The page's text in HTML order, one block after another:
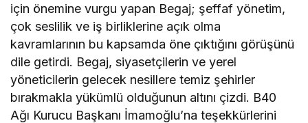
için önemine vurgu yapan Begaj; şeffaf yönetim,
çok seslilik ve iş birliklerine açık olma
kavramlarının bu kapsamda öne çıktığını görüşünü
dile getirdi. Begaj, siyasetçilerin ve yerel
yöneticilerin gelecek nesillere temiz şehirler
bırakmakla yükümlü olduğunun altını çizdi. B40
Ağı Kurucu Başkanı İmamoğlu’na teşekkürlerini